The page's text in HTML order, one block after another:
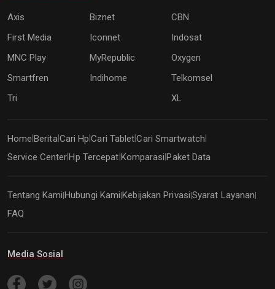
Axis Biznet
CBN
First Media
Iconnet
Indosat
MNC Play
MyRepublic
Oxygen
Smartfren
Indihome
Telkomsel
Tri
XL
Home Berita Cari Hp |Cari Tablet|Cari Smartwatch
Service Center|Hp Tercepat Komparasi |Paket Data
Tentang Kami|Hubungi Kami|Kebijakan Privasi|Syarat Layanan|
FAQ
Media Sosial